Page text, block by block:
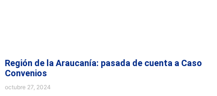
Región de la Araucanía: pasada de cuenta a Caso
Convenios
octubre 27, 2024